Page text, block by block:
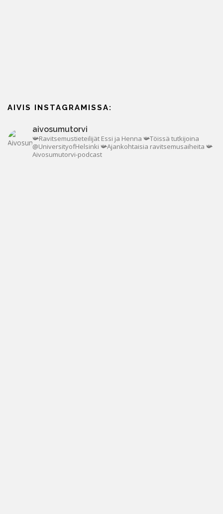
AIVIS INSTAGRAMISSA:
aivosumutorvi
📯Ravitsemustieteilijät Essi ja Henna 📯Töissä tutkijoina
@UniversityofHelsinki 📯Ajankohtaisia ravitsemusaiheita 📯
Aivosumutorvi-podcast